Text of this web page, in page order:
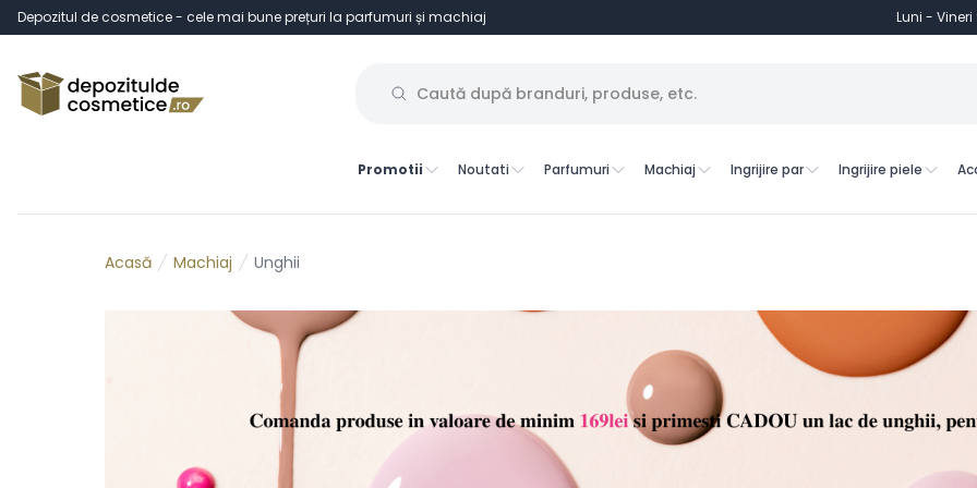
Depozitul de cosmetice - cele mai bune prețuri la parfumuri și machiaj Luni - Vineri
Promotii Noutati Parfumuri Machiaj Ingrijire par Ingrijire piele
Acasă Machiaj Unghii